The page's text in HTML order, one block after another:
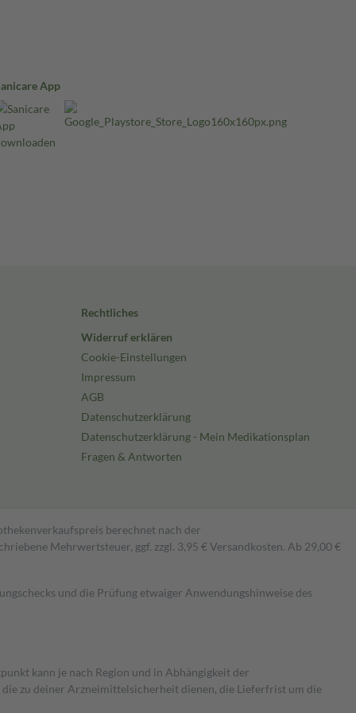
App
Rechtliches
Widerruf erklären
Cookie-Einstellungen
Impressum
AGB
Datenschutzerklärung
Datenschutzerklärung - Mein Medikationsplan
Fragen & Antworten
berechnet nach der
Mehrwertsteuer, ggf. zzgl. 3,95 € Versandkosten. Ab 29,00 €
und die Prüfung etwaiger Anwendungshinweise des
kann je nach Region und in Abhängigkeit der
zu deiner Arzneimittelsicherheit dienen, die Lieferfrist um die